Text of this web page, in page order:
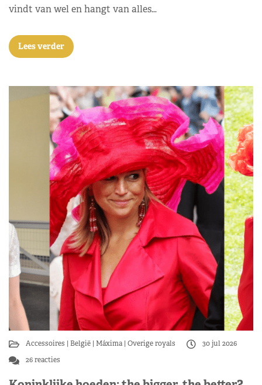
vindt van wel en hangt van alles…
Lees verder
Accessoires België Máxima Overige royals
30 jul 2026
26 reacties